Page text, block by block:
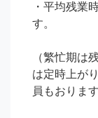
・平均残業
す。
（繁忙期は
は定時上が
員もおります